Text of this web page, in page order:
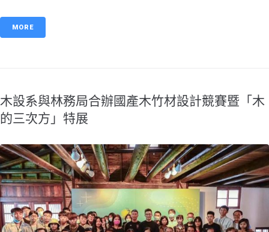
MORE
​木設系與林務局合辦國產木竹材設計競賽暨「木
的三次方」特展